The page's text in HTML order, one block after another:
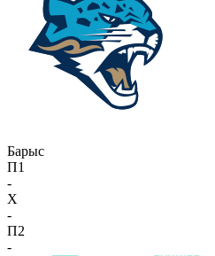
Барыс
П1
-
X
-
П2
-